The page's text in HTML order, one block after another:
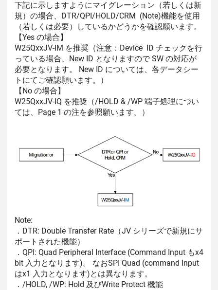
下記に示しますようにマイグレーション（若しくは新
規）の場合、DTR/QPI/HOLD/CRM (Note)機能を使用
（若しくは必要）しているかどうかを確認願います。
【Yes の場合】
W25QxxJV-IM を推奨（注意：Device ID チェックを行
っている場合、New ID となりますので SW の対応が
必要となります。 New ID については、各データシー
トにてご確認願います。）
【No の場合】
W25QxxJV-IQ を推奨（/HOLD & /WP 端子処理につい
ては、Page 1 の注を参照願います。）
Note:
．DTR: Double Transfer Rate（JV シリーズで新規にサ
ポートされた機能）
．QPI: Quad Peripheral Interface (Command Input もx4
bit 入力となります)。 なおSPI Quad (command Input
はx1 入力となります)とは異なります。
．/HOLD, /WP: Hold 及びWrite Protect 機能